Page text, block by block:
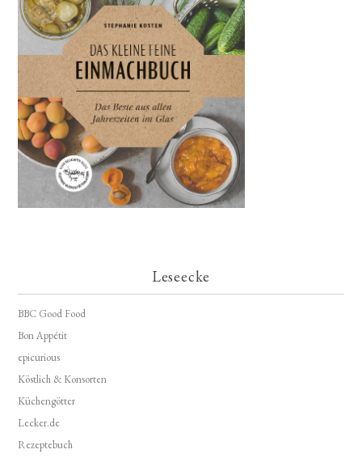
Leseecke
BBC Good Food
Bon Appétit
epicurious
Köstlich & Konsorten
Küchengötter
Lecker.de
Rezeptebuch